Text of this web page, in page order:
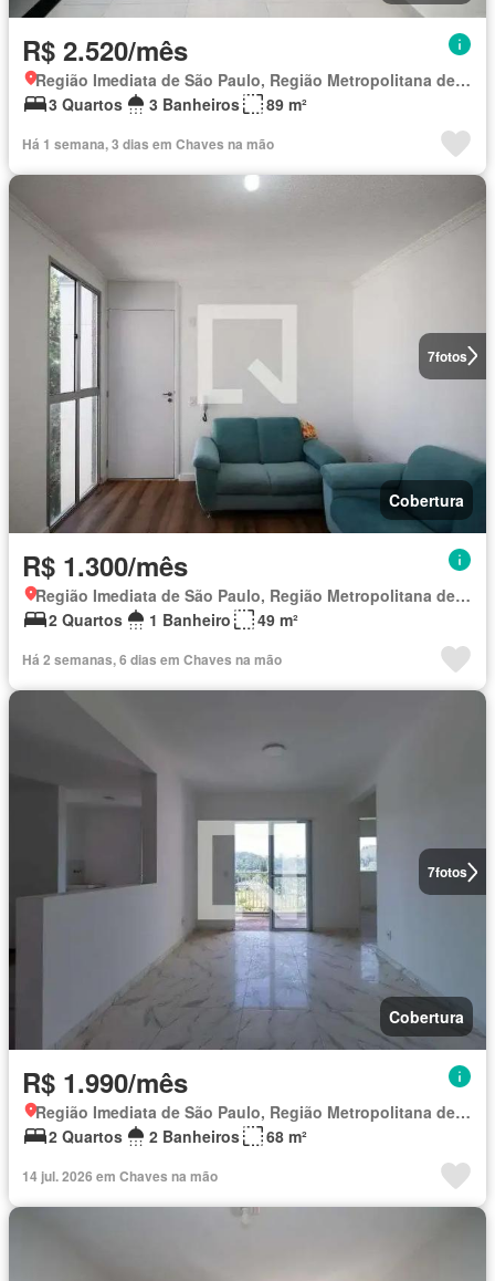
R$ 2.520/mês
Região Imediata de São Paulo, Região Metropolitana de São Paulo
3 Quartos
3 Banheiros 89 m²
Há 1 semana, 3 dias em Chaves na mão
7fotos
Cobertura
R$ 1.300/mês
Região Imediata de São Paulo, Região Metropolitana de São Paulo
2 Quartos
1 Banheiro 49 m²
Há 2 semanas, 6 dias em Chaves na mão
7fotos
Cobertura
R$ 1.990/mês
Região Imediata de São Paulo, Região Metropolitana de São Paulo
2 Quartos
2 Banheiros 68 m²
14 jul. 2026 em Chaves na mão